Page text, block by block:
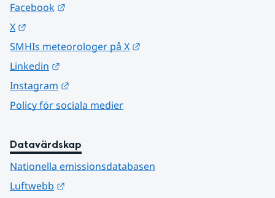
Facebook
X
SMHIs meteorologer på X
Linkedin
Instagram
Policy för sociala medier
Datavärdskap
Nationella emissionsdatabasen
Luftwebb